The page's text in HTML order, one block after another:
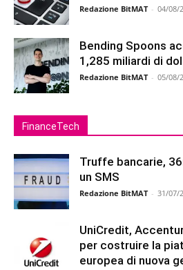
Redazione BitMAT - 04/08/
Bending Spoons
1,285 miliardi di
Redazione BitMAT - 05/08/
FinanceTech
Truffe bancarie,
un SMS
Redazione BitMAT - 31/07/
UniCredit,
per costruire la
europea di nuova